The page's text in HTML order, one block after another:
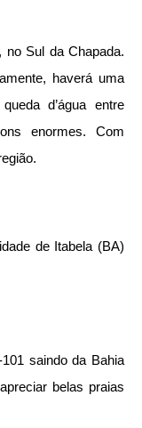
no Sul da Chapada.
haverá uma
d’água entre
enormes. Com
de Itabela (BA)
saindo da Bahia
belas praias